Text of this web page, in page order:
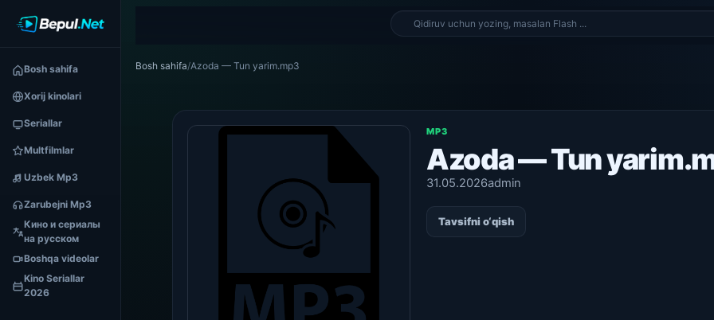
Bosh sahifa
Xorij kinolari
Seriallar
Multfilmlar
Uzbek Mp3
Zarubejni Mp3
Кино и сериалы
на русском
Boshqa videolar
Kino Seriallar
2026
Bosh sahifa/Azoda — Tun yarim.mp3
MP3
Azoda — Tun
31.05.2026admin
Tavsifni o‘qish